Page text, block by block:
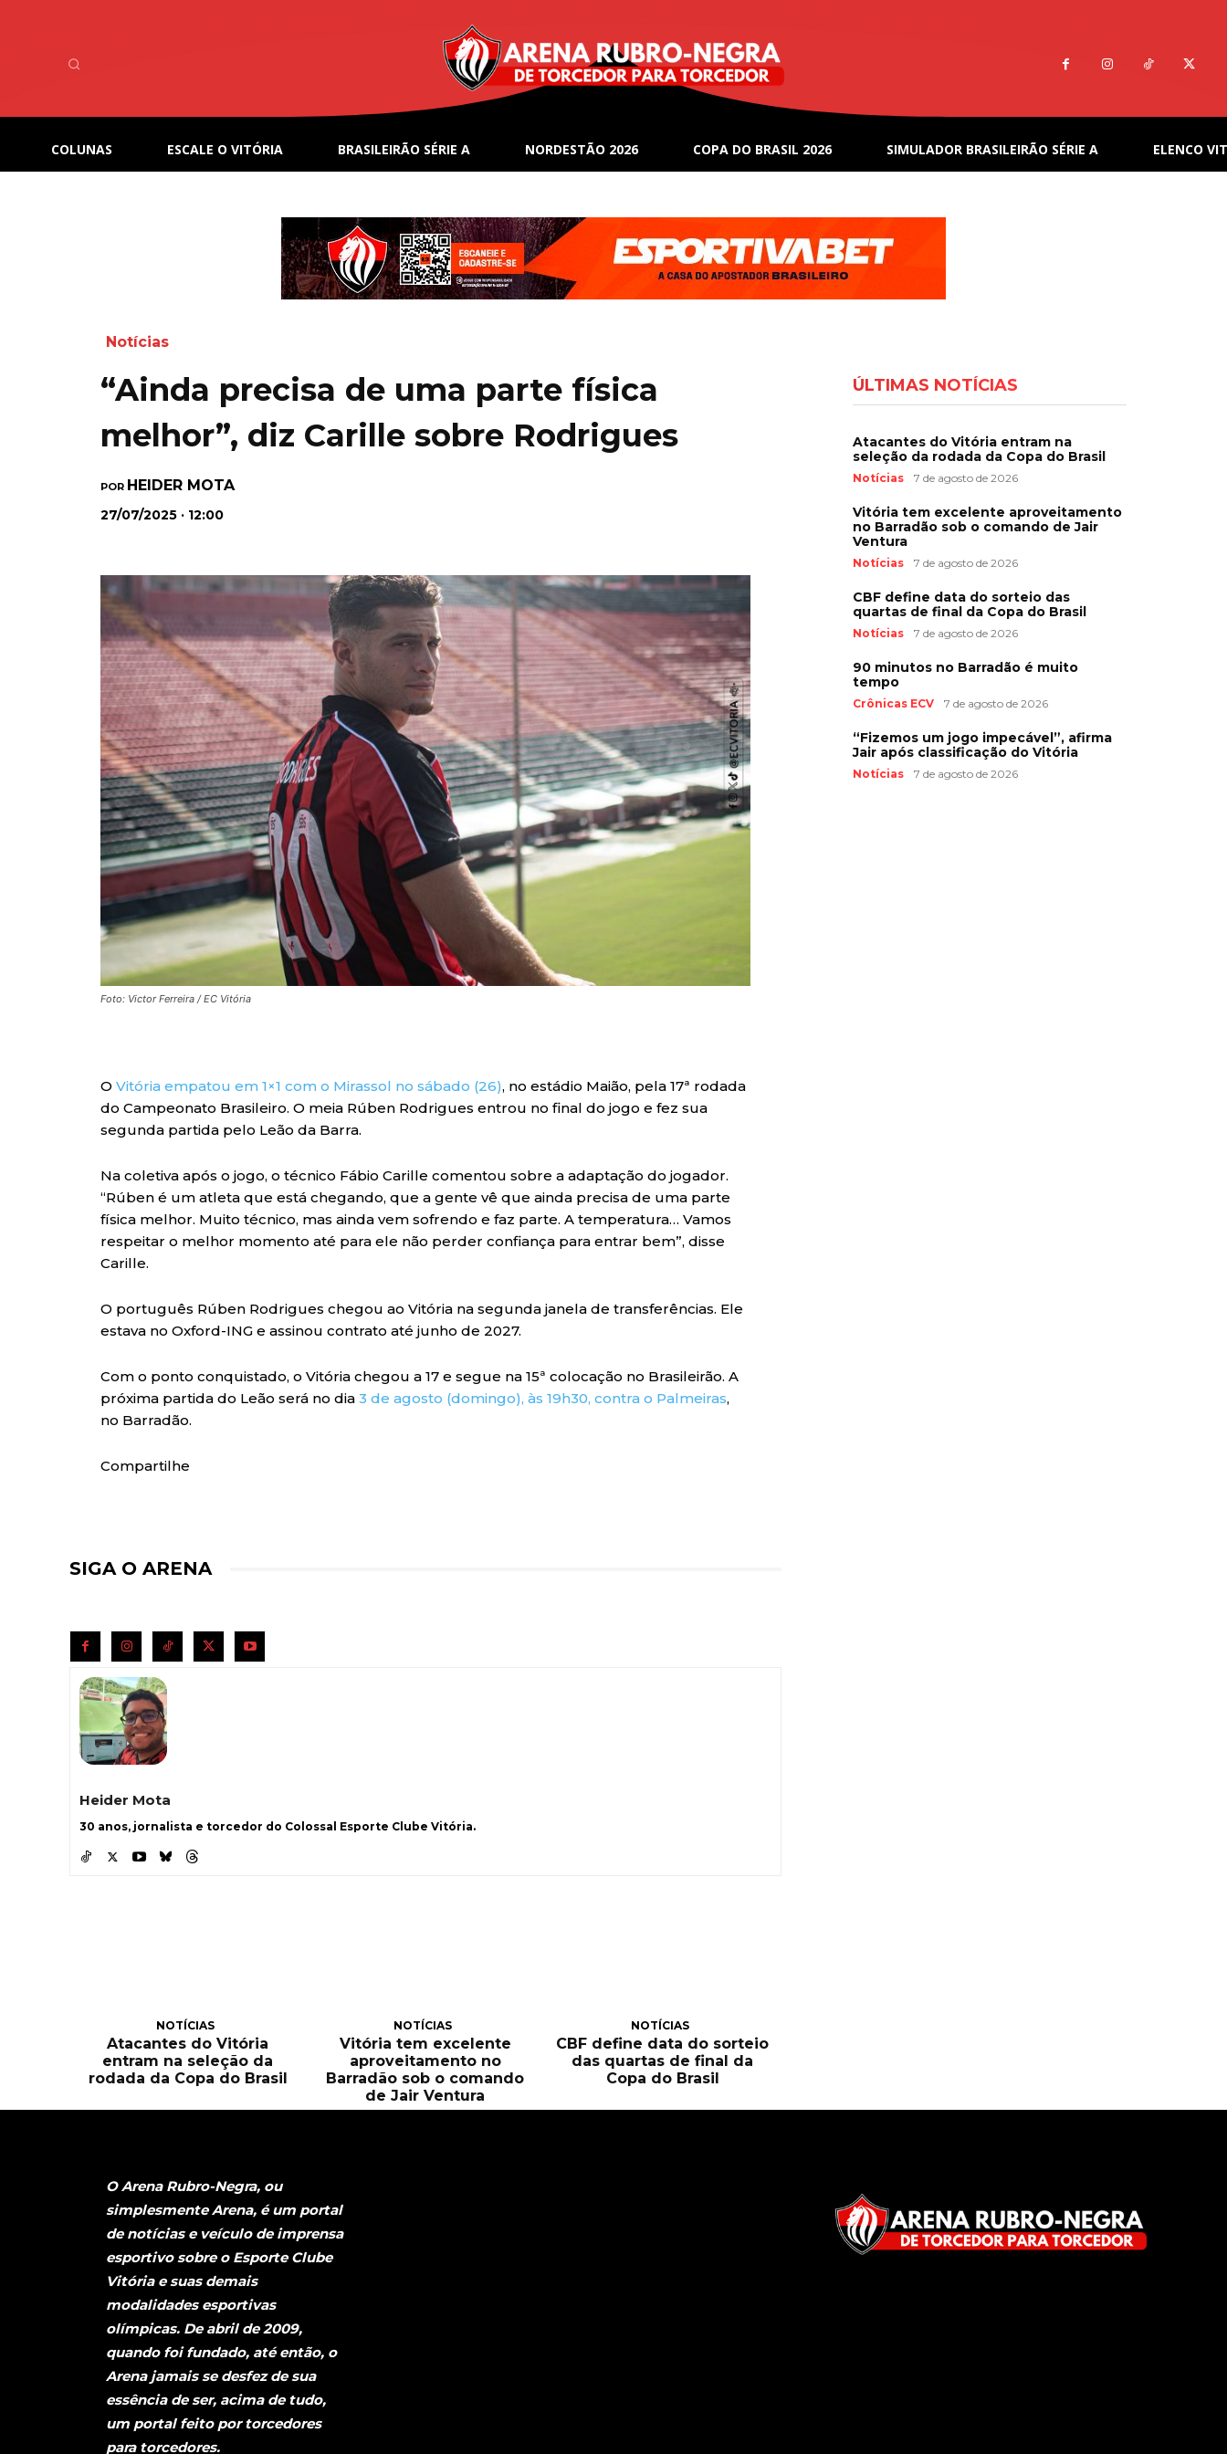
COLUNAS ESCALE O VITÓRIA BRASILEIRÃO SÉRIE A NORDESTÃO 2026 COPA DO BRASIL 2026 SIMULADOR BRASILEIRÃO SÉRIE A ELENCO
Notícias
“Ainda precisa de uma parte física
melhor”, diz Carille sobre Rodrigues
POR HEIDER MOTA
27/07/2025 · 12:00
Foto: Victor Ferreira / EC Vitória
O Vitória empatou em 1×1 com o Mirassol no sábado (26), no estádio Maião, pela 17ª rodada
do Campeonato Brasileiro. O meia Rúben Rodrigues entrou no final do jogo e fez sua
segunda partida pelo Leão da Barra.
Na coletiva após o jogo, o técnico Fábio Carille comentou sobre a adaptação do jogador.
“Rúben é um atleta que está chegando, que a gente vê que ainda precisa de uma parte
física melhor. Muito técnico, mas ainda vem sofrendo e faz parte. A temperatura… Vamos
respeitar o melhor momento até para ele não perder confiança para entrar bem”, disse
Carille.
O português Rúben Rodrigues chegou ao Vitória na segunda janela de transferências. Ele
estava no Oxford-ING e assinou contrato até junho de 2027.
Com o ponto conquistado, o Vitória chegou a 17 e segue na 15ª colocação no Brasileirão. A
próxima partida do Leão será no dia 3 de agosto (domingo), às 19h30, contra o Palmeiras,
no Barradão.
Compartilhe
SIGA O ARENA
Heider Mota
30 anos, jornalista e torcedor do Colossal Esporte Clube Vitória.
NOTÍCIAS
Atacantes do Vitória
entram na seleção da
rodada da Copa do Brasil
NOTÍCIAS
Vitória tem excelente
aproveitamento no
Barradão sob o comando
de Jair Ventura
NOTÍCIAS
CBF define data do sorteio
das quartas de final da
Copa do Brasil
ÚLTIMAS NOTÍCIAS
Atacantes do Vitória entram na
seleção da rodada da Copa do Brasil
Notícias 7 de agosto de 2026
Vitória tem excelente aproveitamento
no Barradão sob o comando de Jair
Ventura
Notícias 7 de agosto de 2026
CBF define data do sorteio das
quartas de final da Copa do Brasil
Notícias 7 de agosto de 2026
90 minutos no Barradão é muito
tempo
Crônicas ECV 7 de agosto de 2026
“Fizemos um jogo impecável”, afirma
Jair após classificação do Vitória
Notícias 7 de agosto de 2026
O Arena Rubro-Negra, ou
simplesmente Arena, é um portal
de notícias e veículo de imprensa
esportivo sobre o Esporte Clube
Vitória e suas demais
modalidades esportivas
olímpicas. De abril de 2009,
quando foi fundado, até então, o
Arena jamais se desfez de sua
essência de ser, acima de tudo,
um portal feito por torcedores
para torcedores.